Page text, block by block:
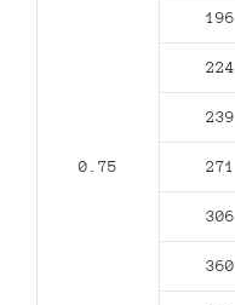
0.75
196
224
239
271
306
360